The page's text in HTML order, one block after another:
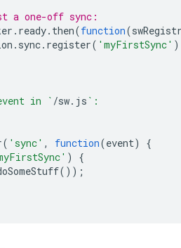
a one-off sync:
. ready. then(function(
. sync. register( 'myFirstSync'
in ` /sw. js `:
( 'sync' , function(event)
{
)
{
());